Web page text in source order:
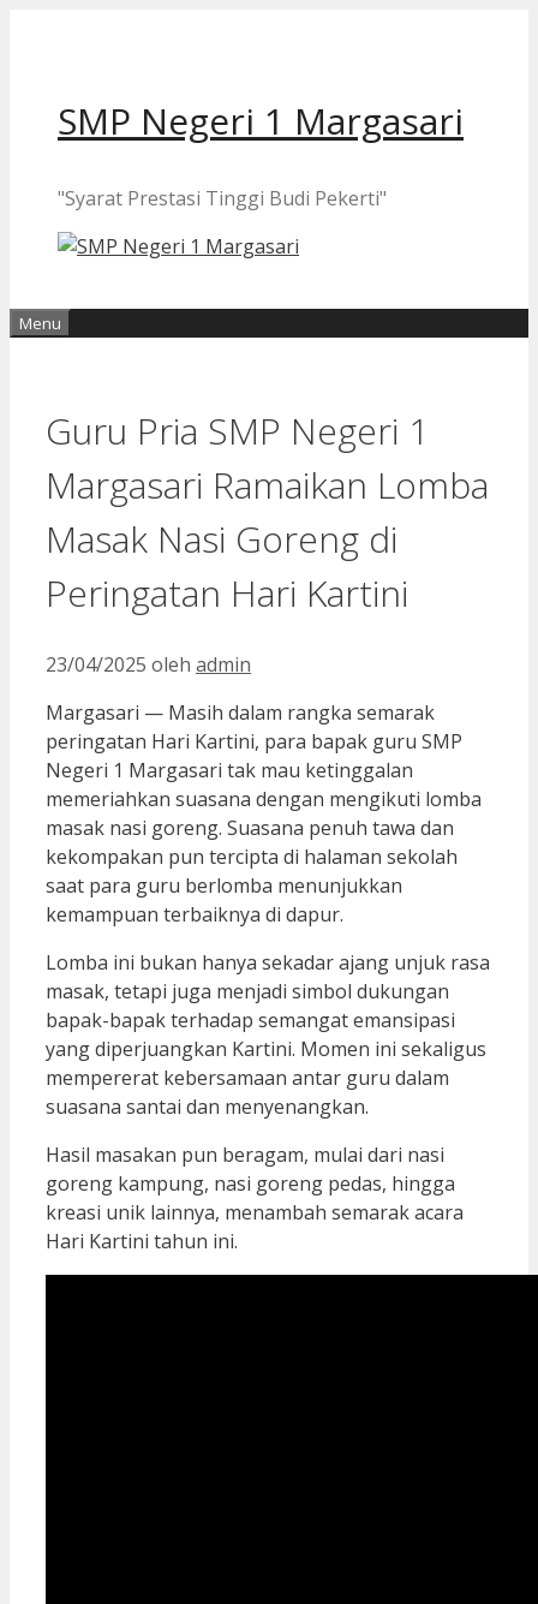
SMP Negeri 1 Margasari
"Syarat Prestasi Tinggi Budi Pekerti"
Menu
Guru Pria SMP Negeri 1
Margasari Ramaikan Lomba
Masak Nasi Goreng di
Peringatan Hari Kartini
23/04/2025 oleh admin
Margasari — Masih dalam rangka semarak
peringatan Hari Kartini, para bapak guru SMP
Negeri 1 Margasari tak mau ketinggalan
memeriahkan suasana dengan mengikuti lomba
masak nasi goreng. Suasana penuh tawa dan
kekompakan pun tercipta di halaman sekolah
saat para guru berlomba menunjukkan
kemampuan terbaiknya di dapur.
Lomba ini bukan hanya sekadar ajang unjuk rasa
masak, tetapi juga menjadi simbol dukungan
bapak-bapak terhadap semangat emansipasi
yang diperjuangkan Kartini. Momen ini sekaligus
mempererat kebersamaan antar guru dalam
suasana santai dan menyenangkan.
Hasil masakan pun beragam, mulai dari nasi
goreng kampung, nasi goreng pedas, hingga
kreasi unik lainnya, menambah semarak acara
Hari Kartini tahun ini.